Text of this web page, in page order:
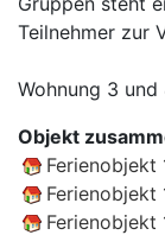
Teilnehmer zur
Wohnung 3
Objekt
Ferienobjekt
Ferienobjekt
Ferienobjekt